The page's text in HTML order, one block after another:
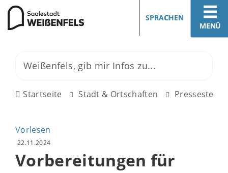
MENÜ
SPRACHEN
Startseite Stadt & Ortschaften Pressestelle
Vorlesen
22.11.2024
Vorbereitungen für